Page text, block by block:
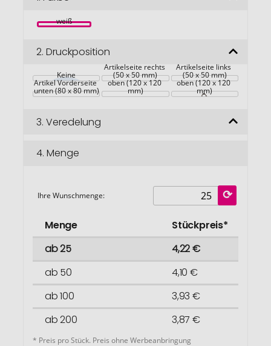
weiß
2. Druckposition
Keine
Artikelseite rechts
(50 x 50 mm)
Artikelseite links
(50 x 50 mm)
Artikel Vorderseite
unten (80 x 80 mm)
Artikel Vorderseite
oben (120 x 120
mm)
Artikel Vorderseite
oben (120 x 120
mm)
3. Veredelung
4. Menge
Ihre Wunschmenge:
Menge
Stückpreis*
ab 25
4,22 €
ab 50
4,10 €
ab 100
3,93 €
ab 200
3,87 €
* Preis pro Stück. Preis ohne Werbeanbringung